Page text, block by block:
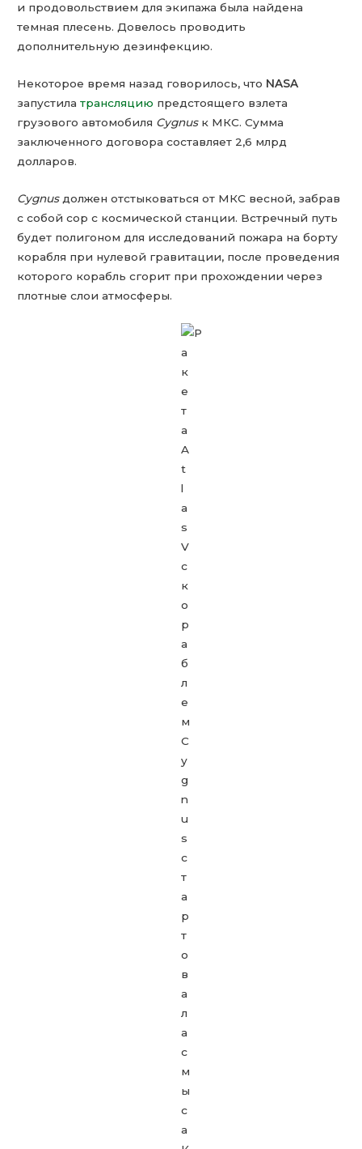
и продовольствием для экипажа была найдена
темная плесень. Довелось проводить
дополнительную дезинфекцию.
Некоторое время назад говорилось, что NASA
запустилатрансляцию предстоящего взлета
грузового автомобиля Cygnusк МКС. Сумма
заключенного договора составляет 2,6 млрд
долларов.
Cygnusдолжен отстыковаться от МКС весной, забрав
с собой сор с космической станции. Встречный путь
будет полигоном для исследований пожара на борту
корабля при нулевой гравитации, после проведения
которого корабль сгорит при прохождении через
плотные слои атмосферы.